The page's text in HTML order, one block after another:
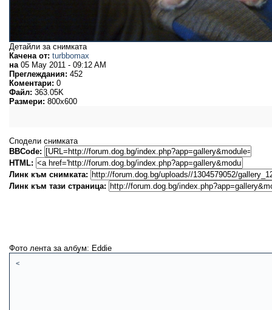
Детайли за снимката
Качена от: turbbomax
на05 May 2011 - 09:12 AM
Преглеждания: 452
Коментари: 0
Файл: 363.05K
Размери: 800x600
Сподели снимката
BBCode:
HTML:
Линк към снимката:
Линк към тази страница:
Фото лента за албум: Eddie
<